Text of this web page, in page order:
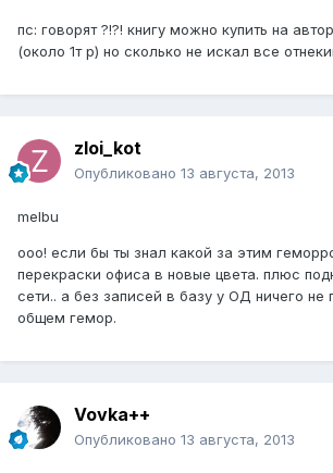
пс: говорят ?!?! книгу можно купить на
(около 1т р) но сколько не искал все
zloi_kot
Опубликовано 13 августа, 2013
melbu
ооо! если бы ты знал какой за этим
перекраски офиса в новые цвета. плюс
сети.. а без записей в базу у ОД ничего не
общем гемор.
Vovka++
Опубликовано 13 августа, 2013